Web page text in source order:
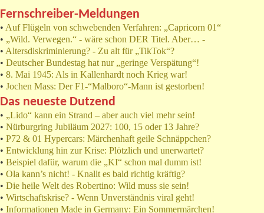
Fernschreiber-Meldungen
• Auf Flügeln von schwebenden Verfahren: „Capricorn 01“
• „Wild. Verwegen.“ - wäre schon DER Titel. Aber… -
• Altersdiskriminierung? - Zu alt für „TikTok“?
• Deutscher Bundestag hat nur „geringe Verspätung“!
• 8. Mai 1945: Als in Kallenhardt noch Krieg war!
• Jochen Mass: Der F1-“Malboro“-Mann ist gestorben!
Das neueste Dutzend
• „Lido“ kann ein Strand – aber auch viel mehr sein!
• Nürburgring Jubiläum 2027: 100, 15 oder 13 Jahre?
• P72 & 01 Hypercars: Märchenhaft geile Schnäppchen?
• Entwicklung hin zur Krise: Plötzlich und unerwartet?
• Beispiel dafür, warum die „KI“ schon mal dumm ist!
• Ola kann’s nicht! - Knallt es bald richtig kräftig?
• Die heile Welt des Robertino: Wild muss sie sein!
• Wirtschaftskrise? - Wenn Unverständnis viral geht!
• Informationen Made in Germany: Ein Sommermärchen!